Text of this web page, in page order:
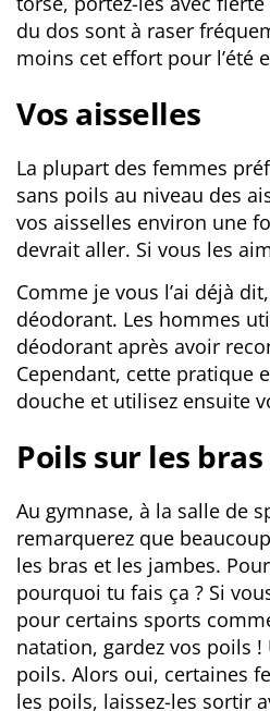
du dos sont à raser
moins cet effort pour l’été
Vos aisselles
La plupart des femmes
sans poils au niveau des
vos aisselles environ une
devrait aller. Si vous les
Comme je vous l’ai déjà
déodorant. Les hommes
déodorant après avoir
Cependant, cette pratique
douche et utilisez ensuite
Poils sur les
Au gymnase, à la salle de
remarquerez que
les bras et les jambes.
pourquoi tu fais ça ? Si
pour certains sports
natation, gardez vos poils
poils. Alors oui, certaines
les poils, laissez-les sortir